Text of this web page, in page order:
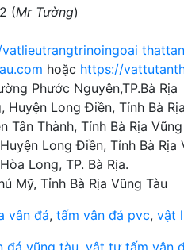
(Mr Tường)
hoặc https://
Phước Nguyên,TP.Bà Rịa
Long Điền, Tỉnh Bà
Tân Thành, Tỉnh Bà Rịa
Long Điền, Tỉnh Bà Rịa
Long, TP. Bà Rịa.
Mỹ, Tỉnh Bà Rịa Vũng Tàu
vân đá, tấm vân đá pvc, vật
đá vũng tàu vật tư tấm vân